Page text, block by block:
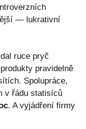
— lukrativní
ruce pryč
pravidelně
Spolupráce,
v řádu statisíců
. A vyjádření firmy